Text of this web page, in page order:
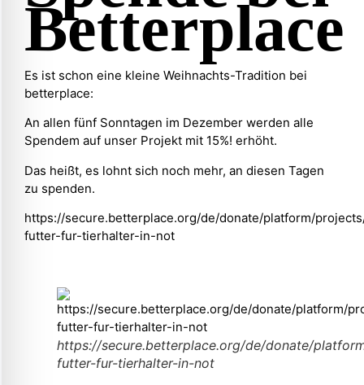
Betterplace
Es ist schon eine kleine Weihnachts-Tradition bei
betterplace:
An allen fünf Sonntagen im Dezember werden alle
Spendem auf unser Projekt mit 15%! erhöht.
Das heißt, es lohnt sich noch mehr, an diesen Tagen
zu spenden.
https://secure.betterplace.org/de/donate/platform/
futter-fur-tierhalter-in-not
https://secure.betterplace.org/de/donate/
futter-fur-tierhalter-in-not